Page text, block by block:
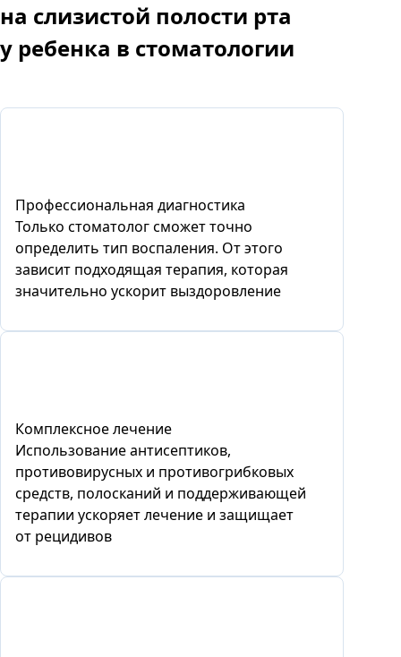
на слизистой полости рта
у ребенка в стоматологии
Профессиональная диагностика
Только стоматолог сможет точно
определить тип воспаления. От этого
зависит подходящая терапия, которая
значительно ускорит выздоровление
Комплексное лечение
Использование антисептиков,
противовирусных и противогрибковых
средств, полосканий и поддерживающей
терапии ускоряет лечение и защищает
от рецидивов